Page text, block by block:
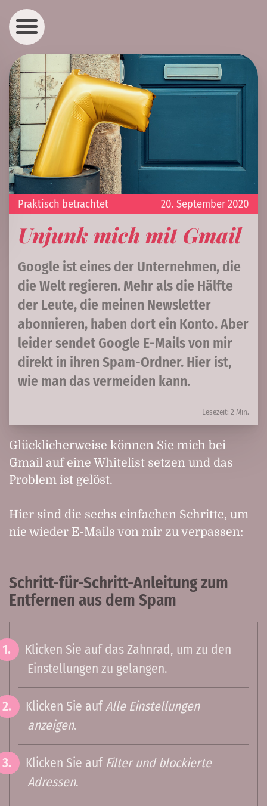
20. September 2020
Praktisch betrachtet
Unjunk mich mit Gmail
Google ist eines der Unternehmen, die
die Welt regieren. Mehr als die Hälfte
der Leute, die meinen Newsletter
abonnieren, haben dort ein Konto. Aber
leider sendet Google E-Mails von mir
direkt in ihren Spam-Ordner. Hier ist,
wie man das vermeiden kann.
Lesezeit: 2 Min.
Glücklicherweise können Sie mich bei
Gmail auf eine Whitelist setzen und das
Problem ist gelöst.
Hier sind die sechs einfachen Schritte, um
nie wieder E-Mails von mir zu verpassen:
Schritt-für-Schritt-Anleitung zum
Entfernen aus dem Spam
Klicken Sie auf das Zahnrad, um zu den
Einstellungen zu gelangen.
Klicken Sie aufAlle Einstellungen
anzeigen.
Klicken Sie auf Filter und blockierte
Adressen.